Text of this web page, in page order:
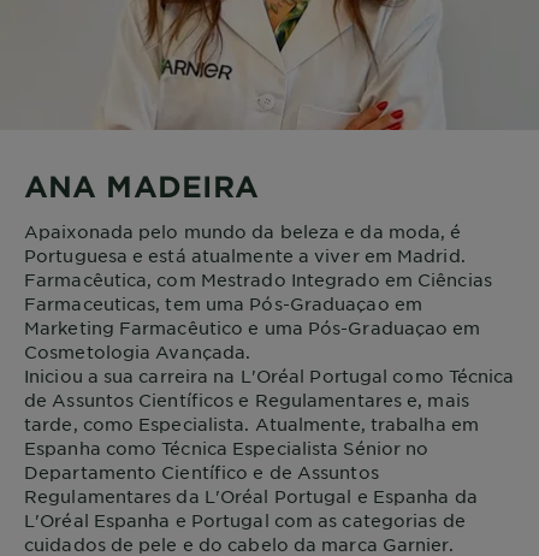
ANA MADEIRA
Apaixonada pelo mundo da beleza e da moda, é
Portuguesa e está atualmente a viver em Madrid.
Farmacêutica, com Mestrado Integrado em Ciências
Farmaceuticas, tem uma Pós-Graduaçao em
Marketing Farmacêutico e uma Pós-Graduaçao em
Cosmetologia Avançada.
Iniciou a sua carreira na L'Oréal Portugal como Técnica
de Assuntos Científicos e Regulamentares e, mais
tarde, como Especialista. Atualmente, trabalha em
Espanha como Técnica Especialista Sénior no
Departamento Científico e de Assuntos
Regulamentares da L'Oréal Portugal e Espanha da
L'Oréal Espanha e Portugal com as categorias de
cuidados de pele e do cabelo da marca Garnier.